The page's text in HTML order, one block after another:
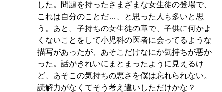
した。問題を持ったさまざまな女生徒の登場で、
これは自分のことだ…、と思った人も多いと思
う。あと、子持ちの女生徒の章で、子供に何かよ
くないことをして小児科の医者に会ってるような
描写があったが、あそこだけなにか気持ちが悪か
った。話がきれいにまとまったように見えるけ
ど、あそこの気持ちの悪さを僕は忘れられない。
読解力がなくてそう考え違いしただけかな？